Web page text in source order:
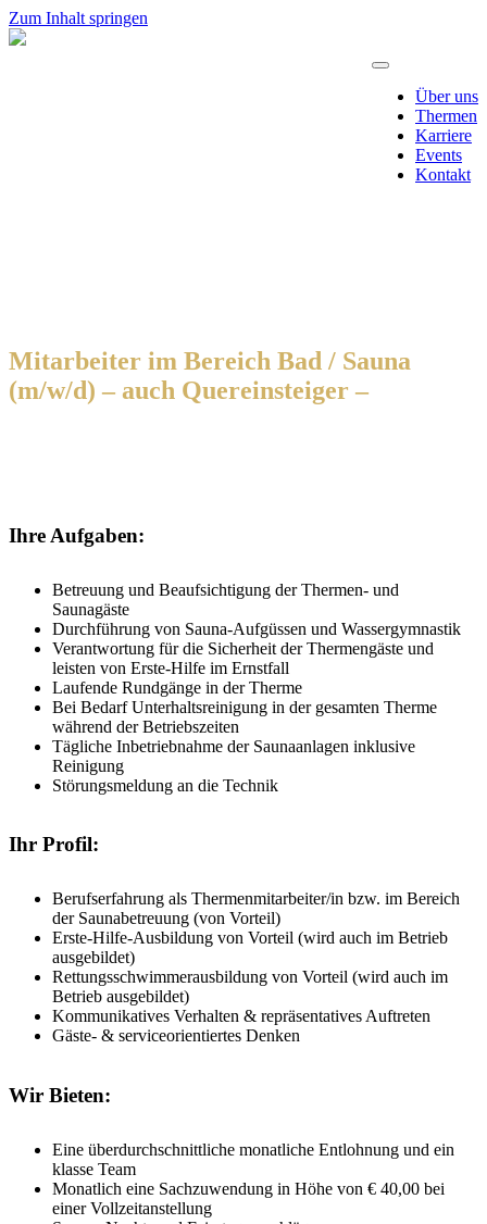
Zum Inhalt springen
Über uns
Thermen
Karriere
Events
Kontakt
Mitarbeiter im Bereich Bad / Sauna
(m/w/d) – auch Quereinsteiger –
Ihre Aufgaben:
Betreuung und Beaufsichtigung der Thermen- und
Saunagäste
Durchführung von Sauna-Aufgüssen und Wassergymnastik
Verantwortung für die Sicherheit der Thermengäste und
leisten von Erste-Hilfe im Ernstfall
Laufende Rundgänge in der Therme
Bei Bedarf Unterhaltsreinigung in der gesamten Therme
während der Betriebszeiten
Tägliche Inbetriebnahme der Saunaanlagen inklusive
Reinigung
Störungsmeldung an die Technik
Ihr Profil:
Berufserfahrung als Thermenmitarbeiter/in bzw. im Bereich
der Saunabetreuung (von Vorteil)
Erste-Hilfe-Ausbildung von Vorteil (wird auch im Betrieb
ausgebildet)
Rettungsschwimmerausbildung von Vorteil (wird auch im
Betrieb ausgebildet)
Kommunikatives Verhalten & repräsentatives Auftreten
Gäste- & serviceorientiertes Denken
Wir Bieten:
Eine überdurchschnittliche monatliche Entlohnung und ein
klasse Team
Monatlich eine Sachzuwendung in Höhe von € 40,00 bei
einer Vollzeitanstellung